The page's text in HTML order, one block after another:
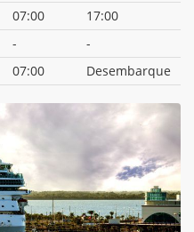
07:00
17:00
-
-
07:00 Desembarque